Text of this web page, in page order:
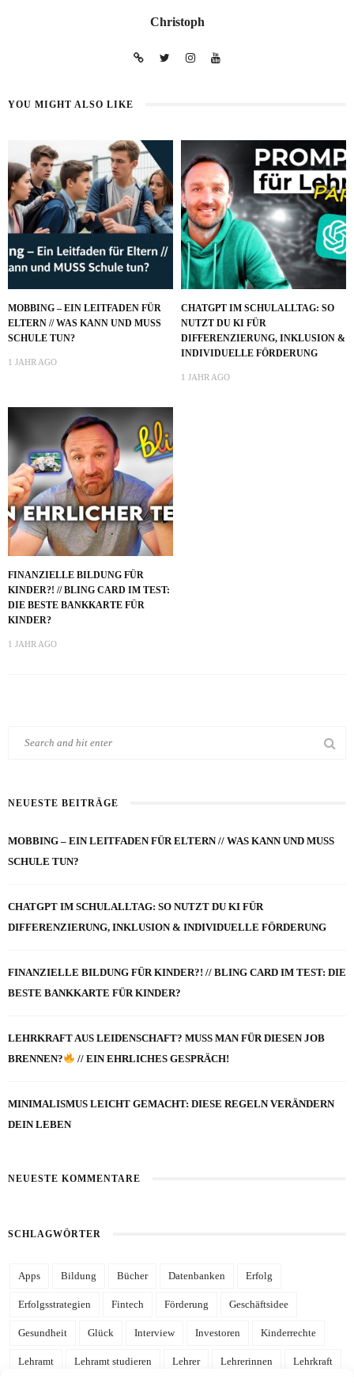
Christoph
YOU MIGHT ALSO LIKE
MOBBING – EIN LEITFADEN FÜR
ELTERN // WAS KANN UND MUSS
SCHULE TUN?
1 JAHR AGO
CHATGPT IM SCHULALLTAG: SO
NUTZT DU KI FÜR
DIFFERENZIERUNG, INKLUSION &
INDIVIDUELLE FÖRDERUNG
1 JAHR AGO
FINANZIELLE BILDUNG FÜR
KINDER?! // BLING CARD IM TEST:
DIE BESTE BANKKARTE FÜR
KINDER?
1 JAHR AGO
NEUESTE BEITRÄGE
MOBBING – EIN LEITFADEN FÜR ELTERN // WAS KANN UND MUSS
SCHULE TUN?
CHATGPT IM SCHULALLTAG: SO NUTZT DU KI FÜR
DIFFERENZIERUNG, INKLUSION & INDIVIDUELLE FÖRDERUNG
FINANZIELLE BILDUNG FÜR KINDER?! // BLING CARD IM TEST: DIE
BESTE BANKKARTE FÜR KINDER?
LEHRKRAFT AUS LEIDENSCHAFT? MUSS MAN FÜR DIESEN JOB
BRENNEN?
// EIN EHRLICHES GESPRÄCH!
MINIMALISMUS LEICHT GEMACHT: DIESE REGELN VERÄNDERN
DEIN LEBEN
NEUESTE KOMMENTARE
SCHLAGWÖRTER
Apps Bildung Bücher Datenbanken Erfolg
Erfolgsstrategien Fintech Förderung Geschäftsidee
Gesundheit Glück Interview Investoren Kinderrechte
Lehramt Lehramt studieren Lehrer Lehrerinnen Lehrkraft